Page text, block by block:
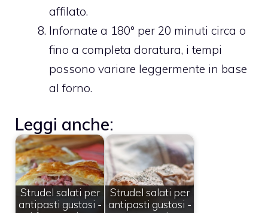
affilato.
Infornate a 180° per 20 minuti circa o
fino a completa doratura, i tempi
possono variare leggermente in base
al forno.
Leggi anche:
Strudel salati per
antipasti gustosi -
Strudel salati per
antipasti gustosi -